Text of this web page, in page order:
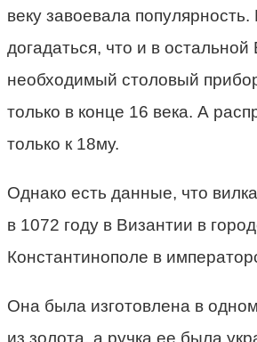
веку завоевала
догадаться, что и в остальной
необходимый столовый
только в конце 16 века. А
только к 18му.
Однако есть данные, что
в 1072 году в Византии в
Константинополе в
Она была изготовлена в
из золота, а ручка ее была